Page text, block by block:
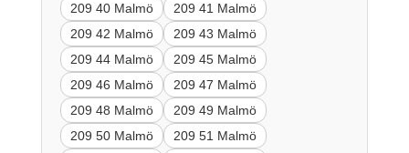
209 40 Malmö
209 41 Malmö
209 42 Malmö
209 43 Malmö
209 44 Malmö
209 45 Malmö
209 46 Malmö
209 47 Malmö
209 48 Malmö
209 49 Malmö
209 50 Malmö
209 51 Malmö